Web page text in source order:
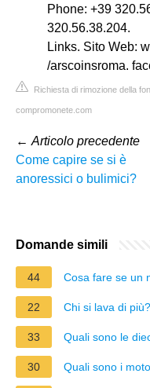
Phone: +39
320.56.38.204.
Links. Sito Web:
/arscoinsroma.
Richiesta di rimozione della
compromonete.com
← Articolo precedente
Come capire se si è
anoressici o bulimici?
Domande simili
44 Cosa fare se un
22 Chi si lava di più?
33 Quali sono le
30 Quali sono i